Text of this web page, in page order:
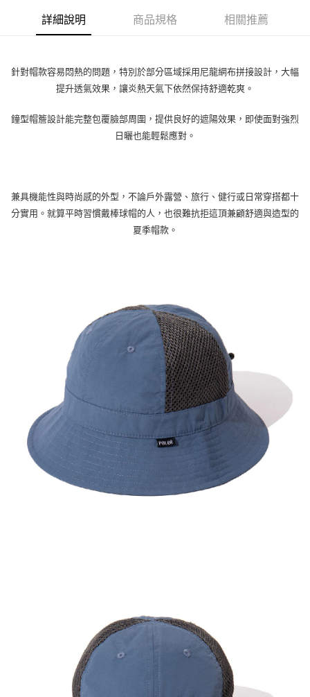
每筆NT$80，滿NT$799(含以上)免運費
每筆NT$100，滿NT$799(含以上)免運費
詳細說明 商品規格 相關推薦
針對帽款容易悶熱的問題，特別於部分區域採用尼龍網布拼接設計，大幅
提升透氣效果，讓炎熱天氣下依然保持舒適乾爽。
鐘型帽簷設計能完整包覆臉部周圍，提供良好的遮陽效果，即使面對強烈
日曬也能輕鬆應對。
兼具機能性與時尚感的外型，不論戶外露營、旅行、健行或日常穿搭都十
分實用。就算平時習慣戴棒球帽的人，也很難抗拒這頂兼顧舒適與造型的
夏季帽款。